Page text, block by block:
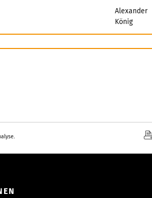
Alexander
König